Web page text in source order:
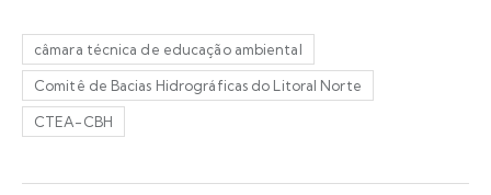
câmara técnica de educação ambiental
Comitê de Bacias Hidrográficas do Litoral Norte
CTEA-CBH